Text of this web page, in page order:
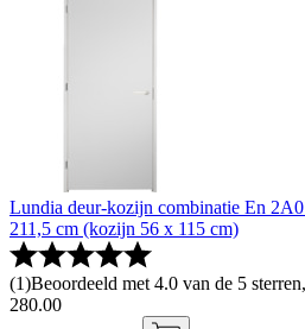
Lundia deur-kozijn combinatie En
211,5 cm (kozijn 56 x 115 cm)
(1)Beoordeeld met 4.0 van de 5
280.00